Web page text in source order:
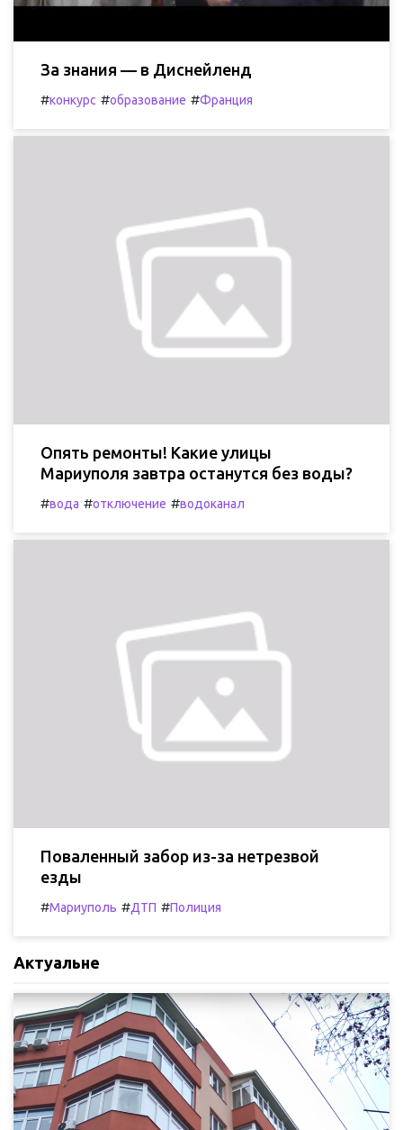
За знания — в Диснейленд
#конкурс #образование #Франция
Опять ремонты! Какие улицы
Мариуполя завтра останутся без воды?
#вода #отключение #водоканал
Поваленный забор из-за нетрезвой
езды
#Мариуполь #ДТП #Полиция
Актуальне